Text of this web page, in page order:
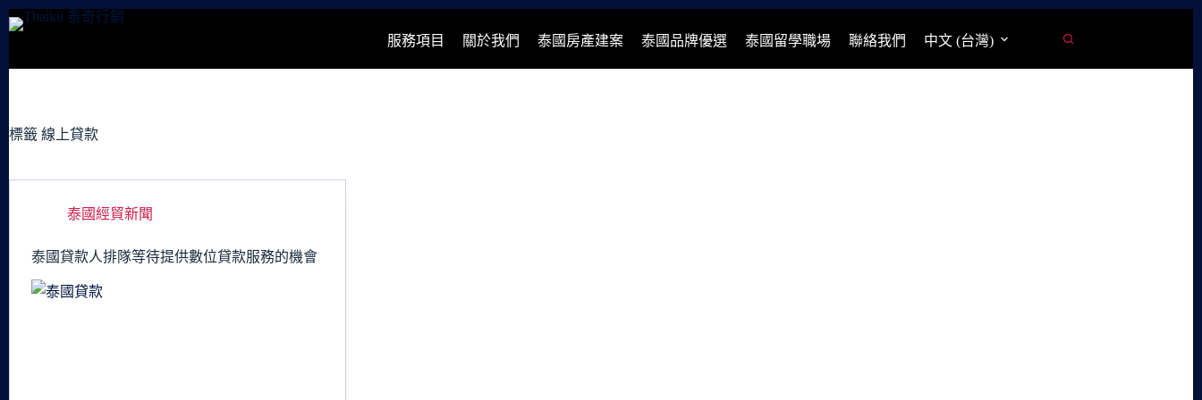
跳
容
服務項目 關於我們 泰國房產建案 泰國品牌優選 泰國留學職場 聯絡我們 中文 (台灣)
標籤 線上貸款
泰國經貿新聞
泰國貸款人排隊等待提供數位貸款服務的機會